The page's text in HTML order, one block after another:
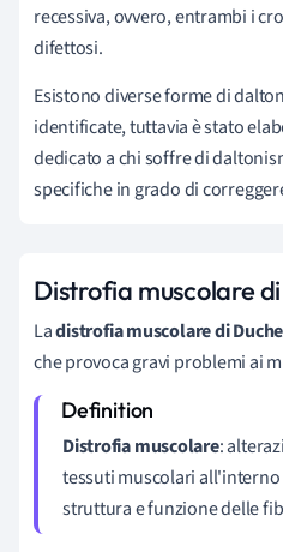
recessiva, ovvero, entrambi i
difettosi.
Esistono diverse forme di
identificate, tuttavia è stato
dedicato a chi soffre di
specifiche in grado di
Distrofia muscolare
Ladistrofia muscolare di
che provoca gravi problemi ai
Distrofia muscolare:
tessuti muscolari
struttura e funzione delle